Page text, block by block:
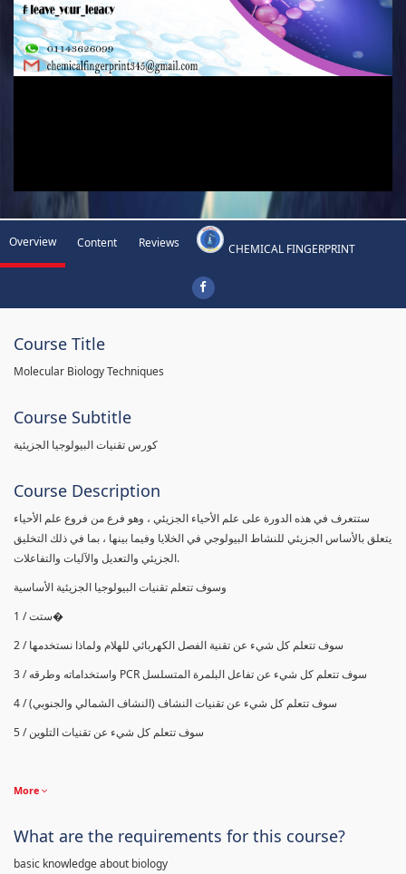
Overview Content Reviews CHEMICAL FINGERPRINT
Course Title
Molecular Biology Techniques
Course Subtitle
كورس تقنيات البيولوجيا الجزيئية
Course Description
ستتعرف في هذه الدورة على علم الأحياء الجزيئي ، وهو فرع من فروع علم الأحياء
يتعلق بالأساس الجزيئي للنشاط البيولوجي في الخلايا وفيما بينها ، بما في ذلك التخليق
الجزيئي والتعديل والآليات والتفاعلات.
وسوف تتعلم تقنيات البيولوجيا الجزيئية الأساسية
1 / ستت�
2 / سوف تتعلم كل شيء عن تقنية الفصل الكهربائي للهلام ولماذا نستخدمها
3 / سوف تتعلم كل شيء عن تفاعل البلمرة المتسلسلPCR واستخداماته وطرقه
4 / سوف تتعلم كل شيء عن تقنيات النشاف (النشاف الشمالي والجنوبي)
5 / سوف تتعلم كل شيء عن تقنيات التلوين
More
What are the requirements for this course?
basic knowledge about biology